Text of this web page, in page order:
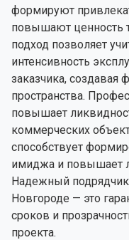
формируют
повышают ценность
подход позволяет
интенсивность
заказчика, создавая
пространства.
повышает
коммерческих
способствует
имиджа и повышает
Надежный
Новгороде — это
сроков и
проекта.